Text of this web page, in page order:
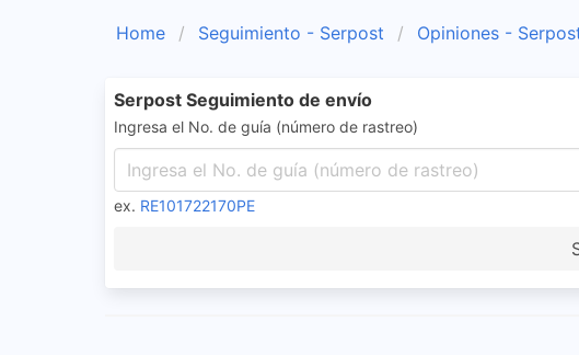
Home Seguimiento - Serpost Opiniones -
Serpost Seguimiento de envío
Ingresa el No. de guía (número de rastreo)
ex. RE101722170PE